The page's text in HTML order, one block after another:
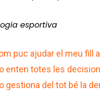
esportiva
puc ajudar el meu fill
enten totes les
gestiona del tot bé la